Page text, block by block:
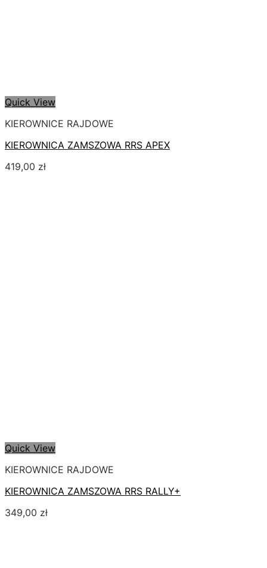
Quick View
KIEROWNICE RAJDOWE
KIEROWNICA ZAMSZOWA RRS APEX
419,00 zł
Quick View
KIEROWNICE RAJDOWE
KIEROWNICA ZAMSZOWA RRS RALLY+
349,00 zł